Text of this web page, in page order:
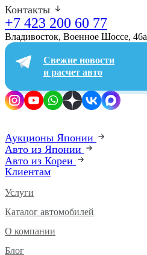
Контакты
+7 423 200 60 77
Владивосток, Военное Шоссе, 46а​
Свежие новости
и расчет авто
Аукционы Японии
Авто из Японии
Авто из Кореи
Клиентам
Услуги
Каталог автомобилей
О компании
Блог